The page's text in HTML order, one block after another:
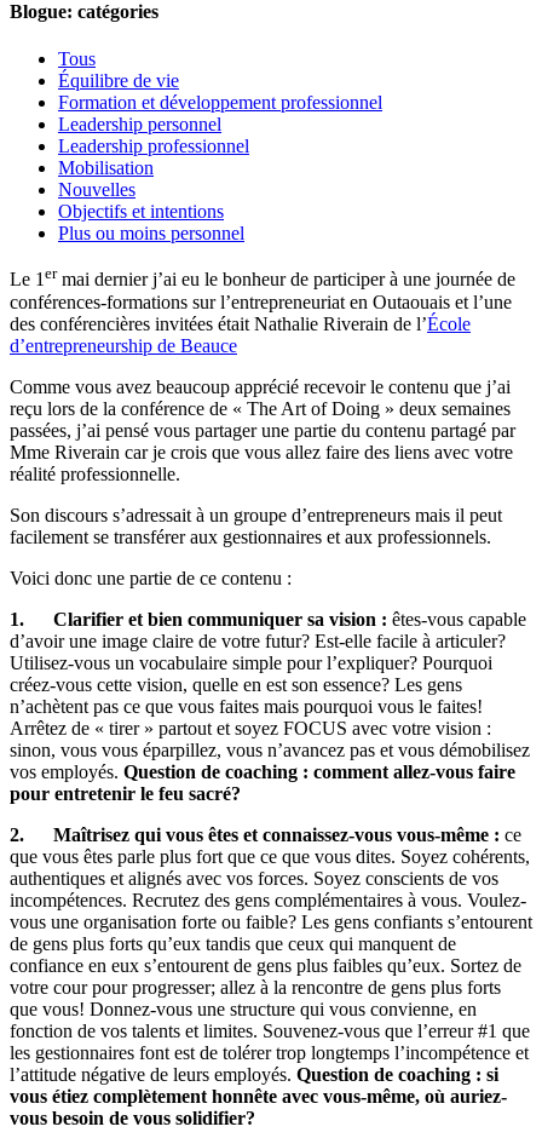
Blogue: catégories
Tous
Équilibre de vie
Formation et développement professionnel
Leadership personnel
Leadership professionnel
Mobilisation
Nouvelles
Objectifs et intentions
Plus ou moins personnel
Le 1ermai dernier j’ai eu le bonheur de participer à une journée de
conférences-formations sur l’entrepreneuriat en Outaouais et l’une
des conférencières invitées était Nathalie Riverain de l’École
d’entrepreneurship de Beauce
Comme vous avez beaucoup apprécié recevoir le contenu que j’ai
reçu lors de la conférence de « The Art of Doing » deux semaines
passées, j’ai pensé vous partager une partie du contenu partagé par
Mme Riverain car je crois que vous allez faire des liens avec votre
réalité professionnelle.
Son discours s’adressait à un groupe d’entrepreneurs mais il peut
facilement se transférer aux gestionnaires et aux professionnels.
Voici donc une partie de ce contenu :
1. Clarifier et bien communiquer sa vision : êtes-vous capable
d’avoir une image claire de votre futur? Est-elle facile à articuler?
Utilisez-vous un vocabulaire simple pour l’expliquer? Pourquoi
créez-vous cette vision, quelle en est son essence? Les gens
n’achètent pas ce que vous faites mais pourquoi vous le faites!
Arrêtez de « tirer » partout et soyez FOCUS avec votre vision :
sinon, vous vous éparpillez, vous n’avancez pas et vous démobilisez
vos employés. Question de coaching : comment allez-vous faire
pour entretenir le feu sacré?
2. Maîtrisez qui vous êtes et connaissez-vous vous-même : ce
que vous êtes parle plus fort que ce que vous dites. Soyez cohérents,
authentiques et alignés avec vos forces. Soyez conscients de vos
incompétences. Recrutez des gens complémentaires à vous. Voulez-
vous une organisation forte ou faible? Les gens confiants s’entourent
de gens plus forts qu’eux tandis que ceux qui manquent de
confiance en eux s’entourent de gens plus faibles qu’eux. Sortez de
votre cour pour progresser; allez à la rencontre de gens plus forts
que vous! Donnez-vous une structure qui vous convienne, en
fonction de vos talents et limites. Souvenez-vous que l’erreur #1 que
les gestionnaires font est de tolérer trop longtemps l’incompétence et
l’attitude négative de leurs employés. Question de coaching : si
vous étiez complètement honnête avec vous-même, où auriez-
vous besoin de vous solidifier?